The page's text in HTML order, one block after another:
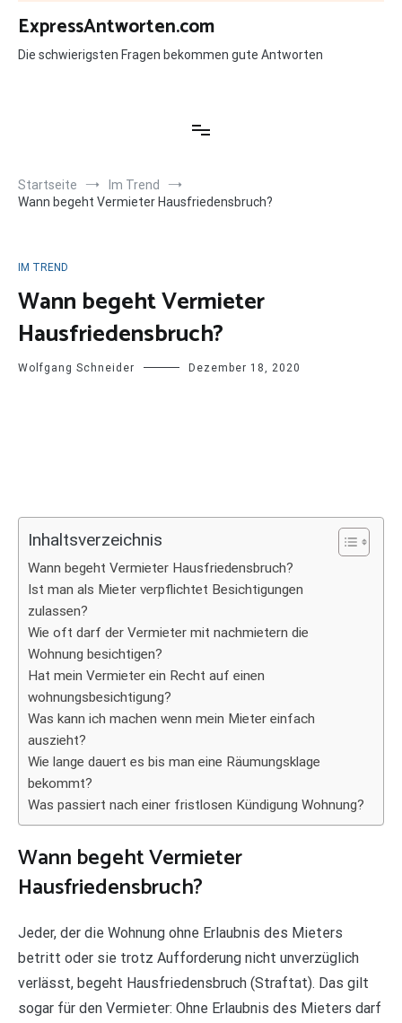
Zum
Inhalt
springen
ExpressAntworten.com
Die schwierigsten Fragen bekommen gute Antworten
Startseite
Im Trend
Wann begeht Vermieter Hausfriedensbruch?
IM TREND
Wann begeht Vermieter
Hausfriedensbruch?
Wolfgang Schneider Dezember 18, 2020
Inhaltsverzeichnis
Wann begeht Vermieter Hausfriedensbruch?
Ist man als Mieter verpflichtet Besichtigungen
zulassen?
Wie oft darf der Vermieter mit nachmietern die
Wohnung besichtigen?
Hat mein Vermieter ein Recht auf einen
wohnungsbesichtigung?
Was kann ich machen wenn mein Mieter einfach
auszieht?
Wie lange dauert es bis man eine Räumungsklage
bekommt?
Was passiert nach einer fristlosen Kündigung Wohnung?
Wann begeht Vermieter
Hausfriedensbruch?
Jeder, der die Wohnung ohne Erlaubnis des Mieters
betritt oder sie trotz Aufforderung nicht unverzüglich
verlässt, begeht Hausfriedensbruch (Straftat). Das gilt
sogar für den Vermieter: Ohne Erlaubnis des Mieters darf